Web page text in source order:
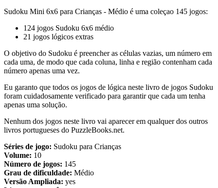
Sudoku Mini 6x6 para Crianças - Médio é uma coleçao 145 jogos:
124 jogos Sudoku 6x6 médio
21 jogos lógicos extras
O objetivo do Sudoku é preencher as células vazias, um número em
cada uma, de modo que cada coluna, linha e região contenham cada
número apenas uma vez.
Eu garanto que todos os jogos de lógica neste livro de jogos Sudoku
foram cuidadosamente verificado para garantir que cada um tenha
apenas uma solução.
Nenhum dos jogos neste livro vai aparecer em qualquer dos outros
livros portugueses do PuzzleBooks.net.
Séries de jogo: Sudoku para Crianças
Volume: 10
Número de jogos: 145
Grau de dificuldade: Médio
Versão Ampliada: yes